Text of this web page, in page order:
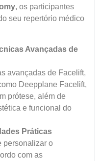
, os participantes
seu repertório médico
Avançadas de
avançadas de Facelift,
Deepplane Facelift,
prótese, além de
e funcional do
Práticas
personalizar o
com as